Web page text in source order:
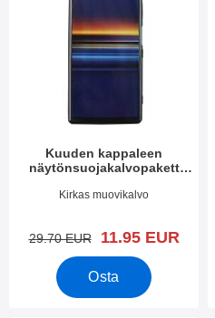
Kuuden kappaleen
näytönsuojakalvopakett
Tuote.nro 33663
Kirkas muovikalvo
vanha hinta
29.70 EUR uusi hinta
11.95 EUR
Osta